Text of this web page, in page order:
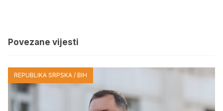
Povezane vijesti
REPUBLIKA SRPSKA / BIH